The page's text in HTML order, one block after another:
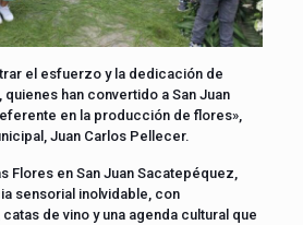
el esfuerzo y la dedicación de
han convertido a San Juan
en la producción de flores»,
Juan Carlos Pellecer.
Flores en San Juan Sacatepéquez,
sensorial inolvidable, con
de vino y una agenda cultural que